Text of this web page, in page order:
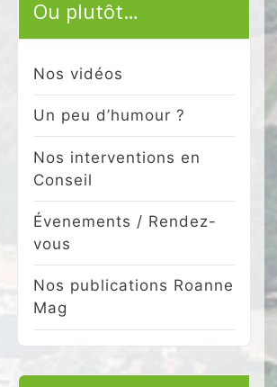
Ou plutôt…
Nos vidéos
Un peu d’humour ?
Nos interventions en
Conseil
Évenements / Rendez-
vous
Nos publications Roanne
Mag